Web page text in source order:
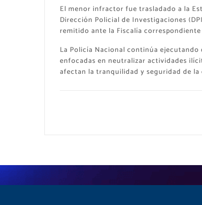
El menor infractor fue trasladado a la
Dirección Policial de Investigaciones
remitido ante la Fiscalía
La Policía Nacional continúa
enfocadas en neutralizar actividades
afectan la tranquilidad y seguridad de